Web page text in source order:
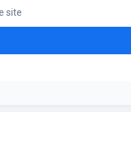
site